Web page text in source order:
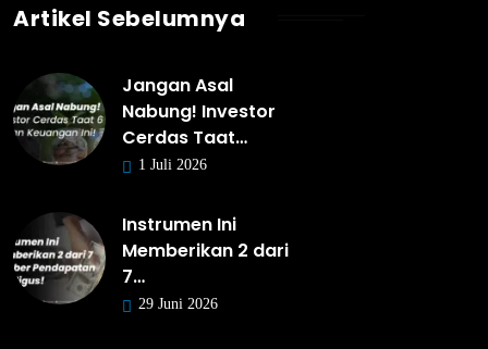
Artikel Sebelumnya
Jangan Asal
Nabung! Investor
Cerdas Taat…
1 Juli 2026
Instrumen Ini
Memberikan 2 dari
7…
29 Juni 2026